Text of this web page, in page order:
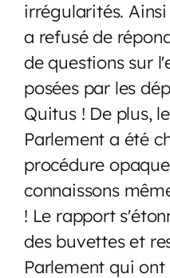
irrégularités.
a refusé de
de questions sur
posées par les
Quitus ! De plus,
Parlement a été
procédure
connaissons
! Le rapport
des buvettes et
Parlement qui